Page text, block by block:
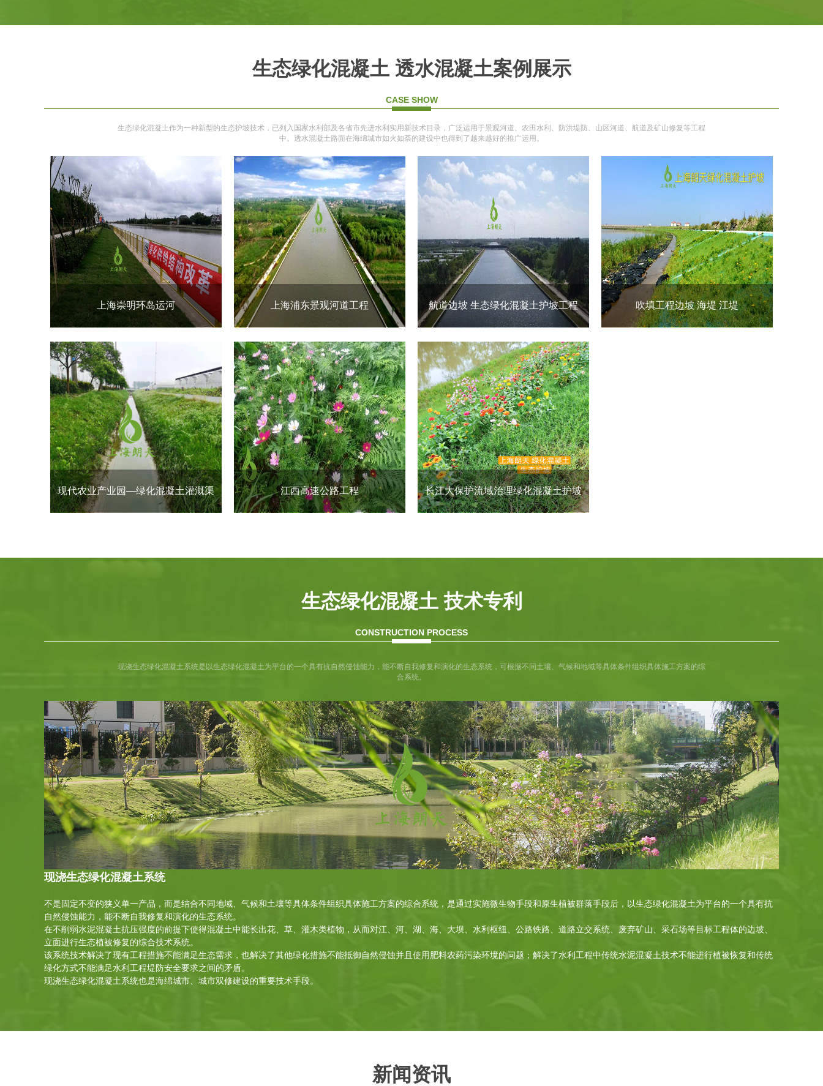
生态绿化混凝土 透水混凝土案例展示
CASE SHOW
生态绿化混凝土作为一种新型的生态护坡技术，已列入国家水利部及各省市先进水利实用新技术目录，广泛运用于景观河道、农田水利、防洪堤防、山区河道、航道及矿山修复等工程
中。透水混凝土路面在海绵城市如火如荼的建设中也得到了越来越好的推广运用。
上海崇明环岛运河 上海浦东景观河道工程 航道边坡 生态绿化混凝土护坡工程 吹填工程边坡 海堤 江堤
现代农业产业园—绿化混凝土灌溉渠 江西高速公路工程 长江大保护流域治理绿化混凝土护坡
生态绿化混凝土 技术专利
CONSTRUCTION PROCESS
现浇生态绿化混凝土系统是以生态绿化混凝土为平台的一个具有抗自然侵蚀能力，能不断自我修复和演化的生态系统，可根据不同土壤、气候和地域等具体条件组织具体施工方案的综
合系统。
现浇生态绿化混凝土系统
不是固定不变的狭义单一产品，而是结合不同地域、气候和土壤等具体条件组织具体施工方案的综合系统，是通过实施微生物手段和原生植被群落手段后，以生态绿化混凝土为平台的一个具有抗
自然侵蚀能力，能不断自我修复和演化的生态系统。
在不削弱水泥混凝土抗压强度的前提下使得混凝土中能长出花、草、灌木类植物，从而对江、河、湖、海、大坝、水利枢纽、公路铁路、道路立交系统、废弃矿山、采石场等目标工程体的边坡、
立面进行生态植被修复的综合技术系统。
该系统技术解决了现有工程措施不能满足生态需求，也解决了其他绿化措施不能抵御自然侵蚀并且使用肥料农药污染环境的问题；解决了水利工程中传统水泥混凝土技术不能进行植被恢复和传统
绿化方式不能满足水利工程堤防安全要求之间的矛盾。
现浇生态绿化混凝土系统也是海绵城市、城市双修建设的重要技术手段。
新闻资讯